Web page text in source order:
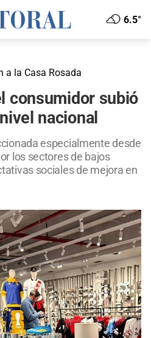
6.5°
a la Casa Rosada
consumidor subió
nacional
especialmente desde
los sectores de bajos
sociales de mejora en